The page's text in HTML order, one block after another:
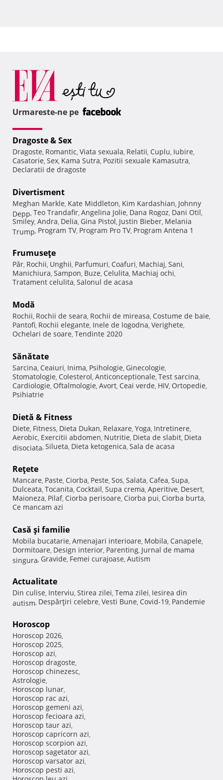
Urmareste-ne pe
Dragoste & Sex
Dragoste, Romantic, Viata sexuala, Relatii, Cuplu, Iubire,
Casatorie, Sex, Kama Sutra, Pozitii sexuale Kamasutra,
Declaratii de dragoste
Divertisment
Meghan Markle, Kate Middleton, Kim Kardashian, Johnny
Depp, Teo Trandafir, Angelina Jolie, Dana Rogoz, Dani Otil,
Smiley, Andra, Delia, Gina Pistol, Justin Bieber, Melania
Trump, Program TV, Program Pro TV, Program Antena 1
Frumuseţe
Păr, Rochii, Unghii, Parfumuri, Coafuri, Machiaj, Sani,
Manichiura, Sampon, Buze, Celulita, Machiaj ochi,
Tratament celulita, Salonul de acasa
Modă
Rochii, Rochii de seara, Rochii de mireasa, Costume de baie,
Pantofi, Rochii elegante, Inele de logodna, Verighete,
Ochelari de soare, Tendinte 2020
Sănătate
Sarcina, Ceaiuri, Inima, Psihologie, Ginecologie,
Stomatologie, Colesterol, Anticonceptionale, Test sarcina,
Cardiologie, Oftalmologie, Avort, Ceai verde, HIV, Ortopedie,
Psihiatrie
Dietă & Fitness
Diete, Fitness, Dieta Dukan, Relaxare, Yoga, Intretinere,
Aerobic, Exercitii abdomen, Nutritie, Dieta de slabit, Dieta
disociata, Silueta, Dieta ketogenica, Sala de acasa
Reţete
Mancare, Paste, Ciorba, Peste, Sos, Salata, Cafea, Supa,
Dulceata, Tocanita, Cocktail, Supa crema, Aperitive, Desert,
Maioneza, Pilaf, Ciorba perisoare, Ciorba pui, Ciorba burta,
Ce mancam azi
Casă şi familie
Mobila bucatarie, Amenajari interioare, Mobila, Canapele,
Dormitoare, Design interior, Parenting, Jurnal de mama
singura, Gravide, Femei curajoase, Autism
Actualitate
Din culise, Interviu, Stirea zilei, Tema zilei, Iesirea din
autism, Despărţiri celebre, Vesti Bune, Covid-19, Pandemie
Horoscop
Horoscop 2026,
Horoscop 2025,
Horoscop azi,
Horoscop dragoste,
Horoscop chinezesc,
Astrologie,
Horoscop lunar,
Horoscop rac azi,
Horoscop gemeni azi,
Horoscop fecioara azi,
Horoscop taur azi,
Horoscop capricorn azi,
Horoscop scorpion azi,
Horoscop sagetator azi,
Horoscop varsator azi,
Horoscop pesti azi,